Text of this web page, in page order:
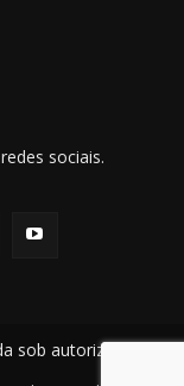
sociais.
sob autorização.